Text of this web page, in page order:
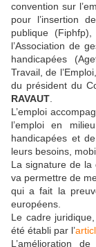
convention sur
pour l’insertion
publique (Fiphfp),
l’Association de
handicapées
Travail, de
du président du
RAVAUT
L’emploi
l’emploi en
handicapées et
leurs besoins,
La signature de la
va permettre de
qui a fait la
européens.
Le cadre
été établi par l’
L’amélioration